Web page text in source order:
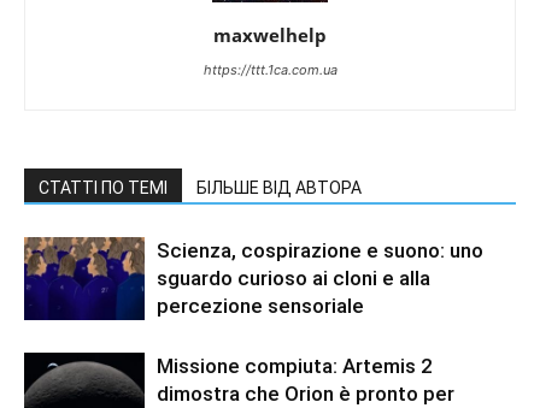
maxwelhelp
https://ttt.1ca.com.ua
СТАТТІ ПО ТЕМІ БІЛЬШЕ ВІД АВТОРА
Scienza, cospirazione e suono: uno
sguardo curioso ai cloni e alla
percezione sensoriale
Missione compiuta: Artemis 2
dimostra che Orion è pronto per